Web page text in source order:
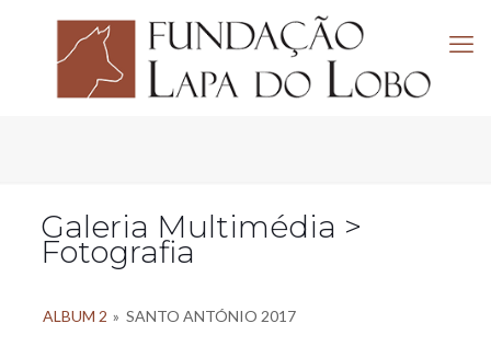
Galeria Multimédia >
Fotografia
ALBUM 2 » SANTO ANTÓNIO 2017